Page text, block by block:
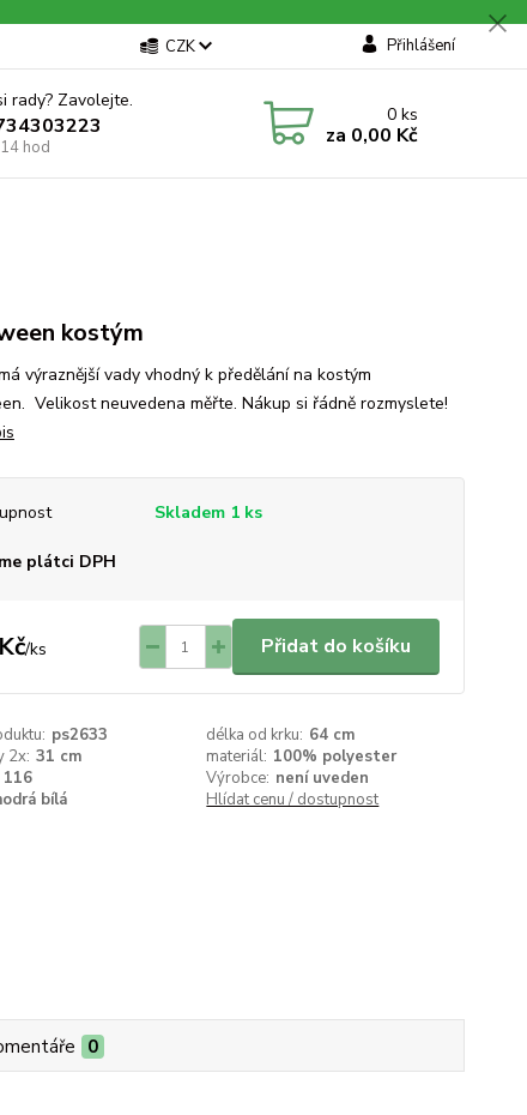
CZK Přihlášení
rady? Zavolejte.
hod
0ks
za 0,00 Kč
kostým
výraznější vady vhodný k předělání na kostým
Velikost neuvedena měřte. Nákup si řádně rozmyslete!
Skladem 1 ks
plátci DPH
/ks Přidat do košíku
ps2633 délka od krku: 64 cm
2x: 31 cm materiál: 100% polyester
116 Výrobce: není uveden
bílá Hlídat cenu / dostupnost
0